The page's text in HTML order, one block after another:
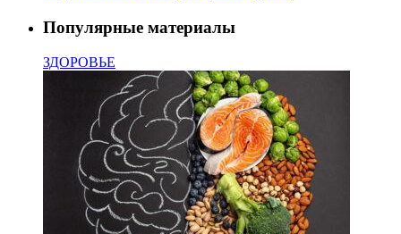
Популярные материалы
ЗДОРОВЬЕ